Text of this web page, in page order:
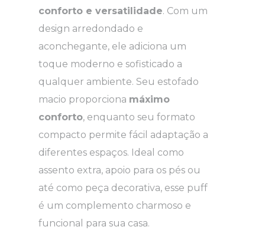
conforto e versatilidade. Com um
design arredondado e
aconchegante, ele adiciona um
toque moderno e sofisticado a
qualquer ambiente. Seu estofado
macio proporciona máximo
conforto, enquanto seu formato
compacto permite fácil adaptação a
diferentes espaços. Ideal como
assento extra, apoio para os pés ou
até como peça decorativa, esse puff
é um complemento charmoso e
funcional para sua casa.